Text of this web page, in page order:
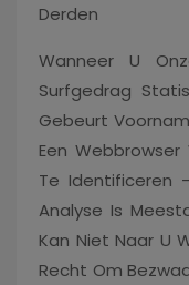
Derden
Wanneer U
Surfgedrag
Gebeurt
Een
Te Identificeren
Analyse Is
Kan Niet Naar U
Recht Om